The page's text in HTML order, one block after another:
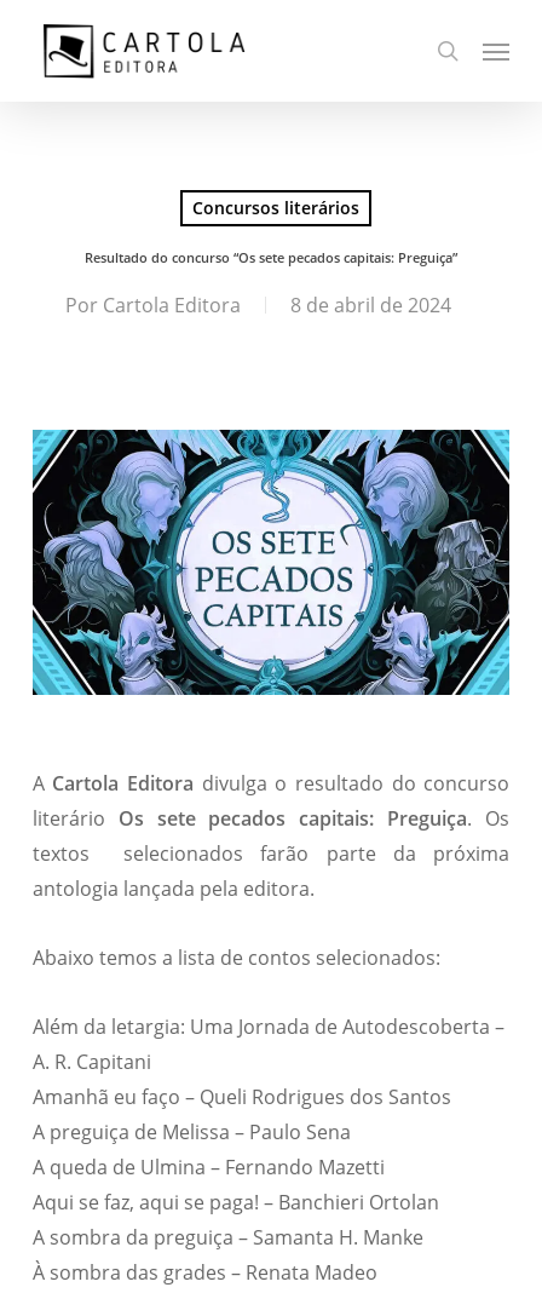
busca
Menu
Concursos literários
Resultado do concurso “Os sete pecados capitais: Preguiça”
Por Cartola Editora 8 de abril de 2024
A Cartola Editora divulga o resultado do concurso
literário Os sete pecados capitais: Preguiça. Os
textos selecionados farão parte da próxima
antologia lançada pela editora.
Abaixo temos a lista de contos selecionados:
Além da letargia: Uma Jornada de Autodescoberta –
A. R. Capitani
Amanhã eu faço – Queli Rodrigues dos Santos
A preguiça de Melissa – Paulo Sena
A queda de Ulmina – Fernando Mazetti
Aqui se faz, aqui se paga! – Banchieri Ortolan
A sombra da preguiça – Samanta H. Manke
À sombra das grades – Renata Madeo